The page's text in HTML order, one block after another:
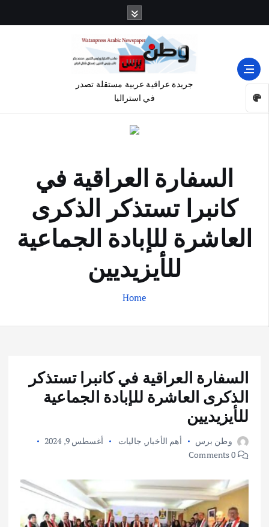
جريدة عراقية عربية مستقلة تصدر
في استراليا
السفارة العراقية في
كانبرا تستذكر الذكرى
العاشرة للإبادة الجماعية
للأيزيديين
Home
السفارة العراقية في كانبرا تستذكر
الذكرى العاشرة للإبادة الجماعية
للأيزيديين
وطن برس أهم الأخبار , جاليات
أغسطس 9, 2024